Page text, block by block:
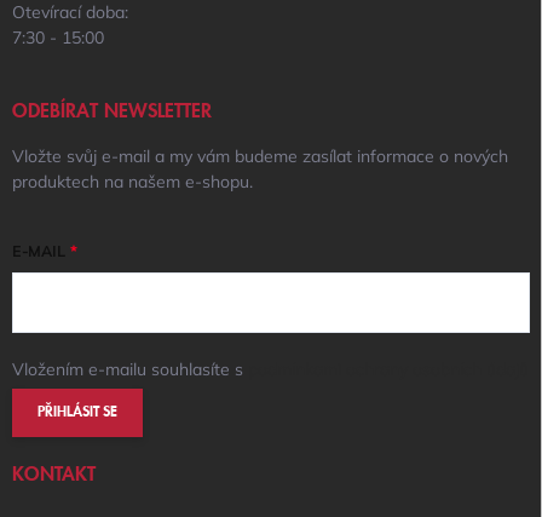
Otevírací doba:
7:30 - 15:00
ODEBÍRAT NEWSLETTER
Vložte svůj e-mail a my vám budeme zasílat informace o nových
produktech na našem e-shopu.
E-MAIL
Vložením e-mailu souhlasíte s
PŘIHLÁSIT SE
KONTAKT